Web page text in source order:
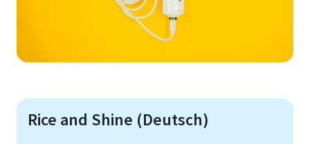
Rice and Shine (Deutsch)